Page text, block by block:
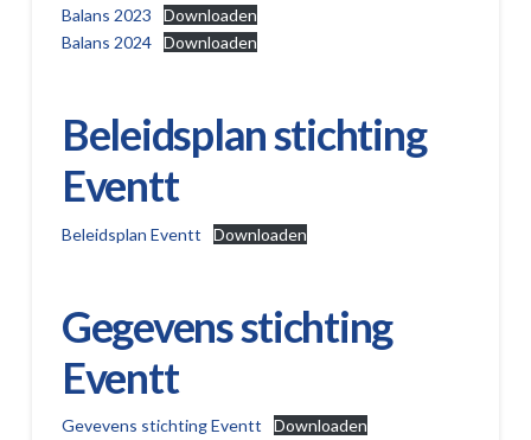
Balans 2023
Downloaden
Balans 2024
Downloaden
Beleidsplan stichting
Eventt
Beleidsplan Eventt Downloaden
Gegevens stichting
Eventt
Gevevens stichting Eventt
Downloaden